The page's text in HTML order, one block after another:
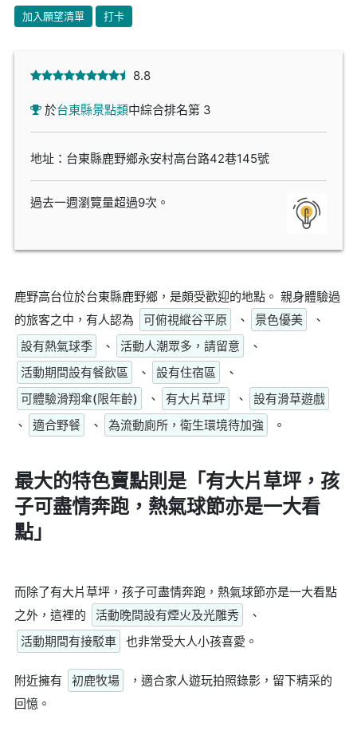
加入願望清單 打卡
8.8
於台東縣景點類中綜合排名第 3
地址：台東縣鹿野鄉永安村高台路42巷145號
過去一週瀏覽量超過9次。
鹿野高台位於台東縣鹿野鄉，是頗受歡迎的地點。 親身體驗過
的旅客之中，有人認為
可俯視縱谷平原 、 景色優美
、
設有熱氣球季
、 活動人潮眾多，請留意
、
活動期間設有餐飲區
、 設有住宿區
、
可體驗滑翔傘(限年齡)
、 有大片草坪 、
設有滑草遊戲
、
適合野餐 、 為流動廁所，衛生環境待加強 。
最大的特色賣點則是「有大片草坪，孩
子可盡情奔跑，熱氣球節亦是一大看
點」
而除了有大片草坪，孩子可盡情奔跑，熱氣球節亦是一大看點
之外，這裡的
活動晚間設有煙火及光雕秀
、
活動期間有接駁車
也非常受大人小孩喜愛。
附近擁有 初鹿牧場
，適合家人遊玩拍照錄影，留下精采的
回憶。